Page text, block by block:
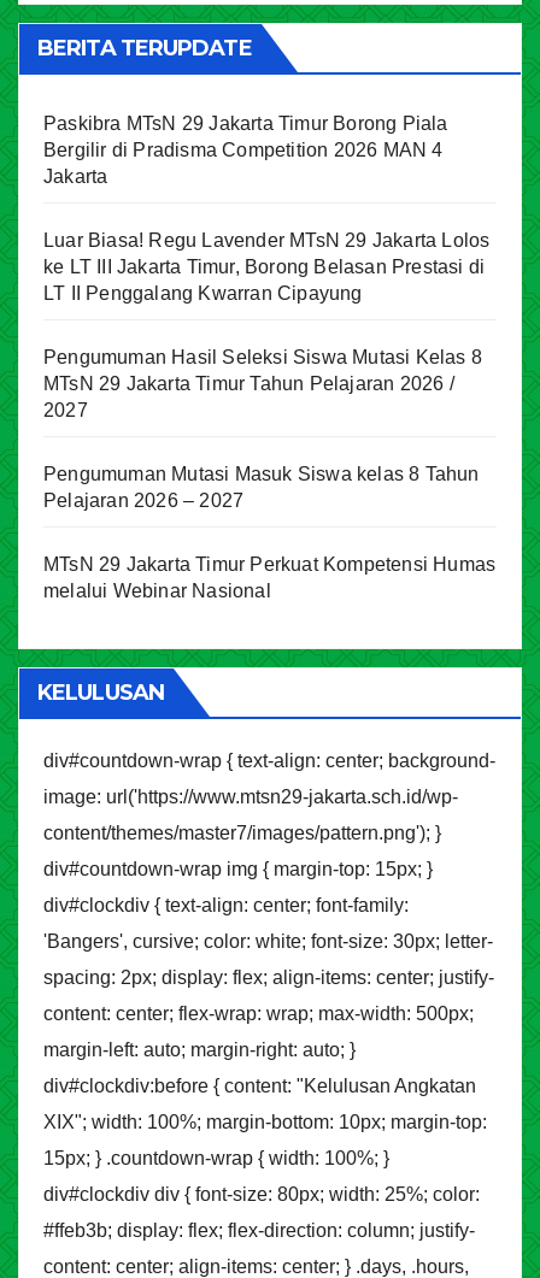
BERITA TERUPDATE
Paskibra MTsN 29 Jakarta Timur Borong Piala
Bergilir di Pradisma Competition 2026 MAN 4
Jakarta
Luar Biasa! Regu Lavender MTsN 29 Jakarta Lolos
ke LT III Jakarta Timur, Borong Belasan Prestasi di
LT II Penggalang Kwarran Cipayung
Pengumuman Hasil Seleksi Siswa Mutasi Kelas 8
MTsN 29 Jakarta Timur Tahun Pelajaran 2026 /
2027
Pengumuman Mutasi Masuk Siswa kelas 8 Tahun
Pelajaran 2026 – 2027
MTsN 29 Jakarta Timur Perkuat Kompetensi Humas
melalui Webinar Nasional
KELULUSAN
div#countdown-wrap { text-align: center; background-
image: url('https://www.mtsn29-jakarta.sch.id/wp-
content/themes/master7/images/pattern.png'); }
div#countdown-wrap img { margin-top: 15px; }
div#clockdiv { text-align: center; font-family:
'Bangers', cursive; color: white; font-size: 30px; letter-
spacing: 2px; display: flex; align-items: center; justify-
content: center; flex-wrap: wrap; max-width: 500px;
margin-left: auto; margin-right: auto; }
div#clockdiv:before { content: "Kelulusan Angkatan
XIX"; width: 100%; margin-bottom: 10px; margin-top:
15px; } .countdown-wrap { width: 100%; }
div#clockdiv div { font-size: 80px; width: 25%; color:
#ffeb3b; display: flex; flex-direction: column; justify-
content: center; align-items: center; } .days, .hours,